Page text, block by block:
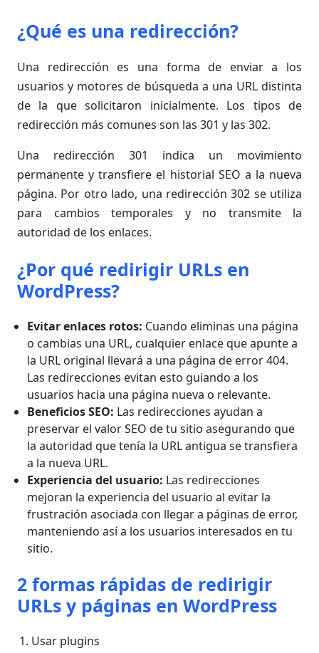
¿Qué es una redirección?
Una redirección es una forma de enviar a los
usuarios y motores de búsqueda a una URL distinta
de la que solicitaron inicialmente. Los tipos de
redirección más comunes son las 301 y las 302.
Una redirección 301 indica un movimiento
permanente y transfiere el historial SEO a la nueva
página. Por otro lado, una redirección 302 se utiliza
para cambios temporales y no transmite la
autoridad de los enlaces.
¿Por qué redirigir URLs en
WordPress?
Evitar enlaces rotos: Cuando eliminas una página
o cambias una URL, cualquier enlace que apunte a
la URL original llevará a una página de error 404.
Las redirecciones evitan esto guiando a los
usuarios hacia una página nueva o relevante.
Beneficios SEO: Las redirecciones ayudan a
preservar el valor SEO de tu sitio asegurando que
la autoridad que tenía la URL antigua se transfiera
a la nueva URL.
Experiencia del usuario: Las redirecciones
mejoran la experiencia del usuario al evitar la
frustración asociada con llegar a páginas de error,
manteniendo así a los usuarios interesados en tu
sitio.
2 formas rápidas de redirigir
URLs y páginas en WordPress
Usar plugins